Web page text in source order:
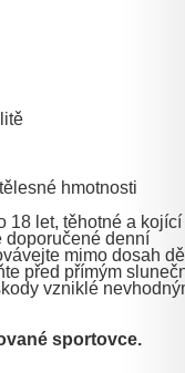
hmotnosti
18 let, těhotné a kojící
doporučené denní
mimo dosah
před přímým
vzniklé
sportovce.